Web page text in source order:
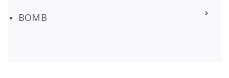
BOMB